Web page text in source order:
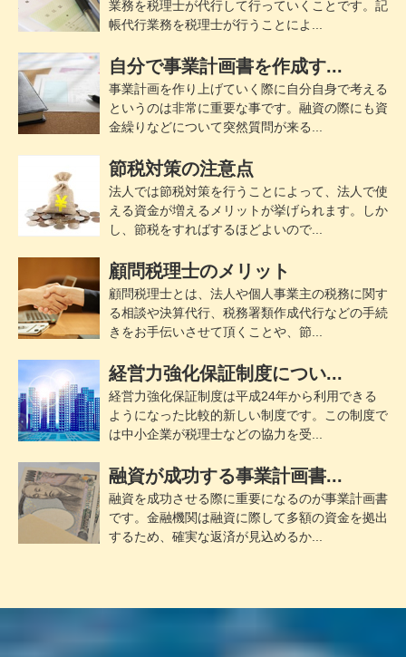
業務を税理士が代行して行っていくことです。記
帳代行業務を税理士が行うことによ...
自分で事業計画書を作成す...
事業計画を作り上げていく際に自分自身で考える
というのは非常に重要な事です。融資の際にも資
金繰りなどについて突然質問が来る...
節税対策の注意点
法人では節税対策を行うことによって、法人で使
える資金が増えるメリットが挙げられます。しか
し、節税をすればするほどよいので...
顧問税理士のメリット
顧問税理士とは、法人や個人事業主の税務に関す
る相談や決算代行、税務署類作成代行などの手続
きをお手伝いさせて頂くことや、節...
経営力強化保証制度につい...
経営力強化保証制度は平成24年から利用できる
ようになった比較的新しい制度です。この制度で
は中小企業が税理士などの協力を受...
融資が成功する事業計画書...
融資を成功させる際に重要になるのが事業計画書
です。金融機関は融資に際して多額の資金を拠出
するため、確実な返済が見込めるか...